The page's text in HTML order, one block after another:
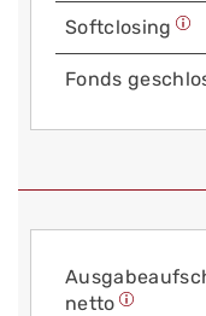
Soft­closing
Fonds
netto